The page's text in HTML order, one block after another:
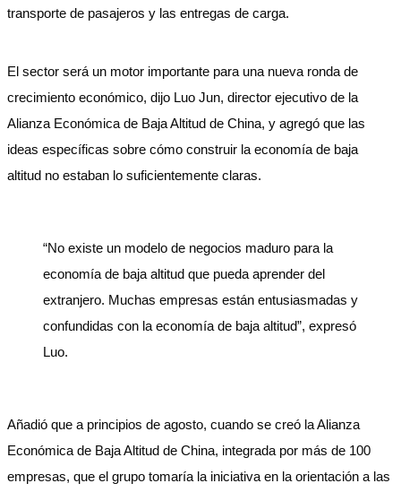
transporte de pasajeros y las entregas de carga.
El sector será un motor importante para una nueva ronda de
crecimiento económico, dijo Luo Jun, director ejecutivo de la
Alianza Económica de Baja Altitud de China, y agregó que las
ideas específicas sobre cómo construir la economía de baja
altitud no estaban lo suficientemente claras.
“No existe un modelo de negocios maduro para la
economía de baja altitud que pueda aprender del
extranjero. Muchas empresas están entusiasmadas y
confundidas con la economía de baja altitud”, expresó
Luo.
Añadió que a principios de agosto, cuando se creó la Alianza
Económica de Baja Altitud de China, integrada por más de 100
empresas, que el grupo tomaría la iniciativa en la orientación a las